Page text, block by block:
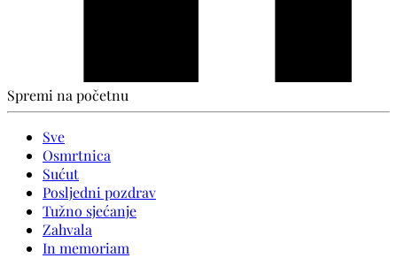
Spremi na početnu
Sve
Osmrtnica
Sućut
Posljedni pozdrav
Tužno sjećanje
Zahvala
In memoriam